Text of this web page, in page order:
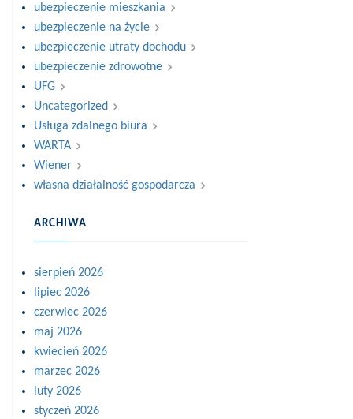
ubezpieczenie mieszkania
ubezpieczenie na życie
ubezpieczenie utraty dochodu
ubezpieczenie zdrowotne
UFG
Uncategorized
Usługa zdalnego biura
WARTA
Wiener
własna działalność gospodarcza
ARCHIWA
sierpień 2026
lipiec 2026
czerwiec 2026
maj 2026
kwiecień 2026
marzec 2026
luty 2026
styczeń 2026